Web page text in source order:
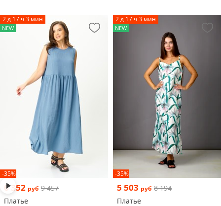
2 д 17 ч 3 мин
NEW
-35%
6 352 руб 9 457
Платье
2 д 17 ч 3 мин
NEW
-35%
5 503 руб 8 194
Платье